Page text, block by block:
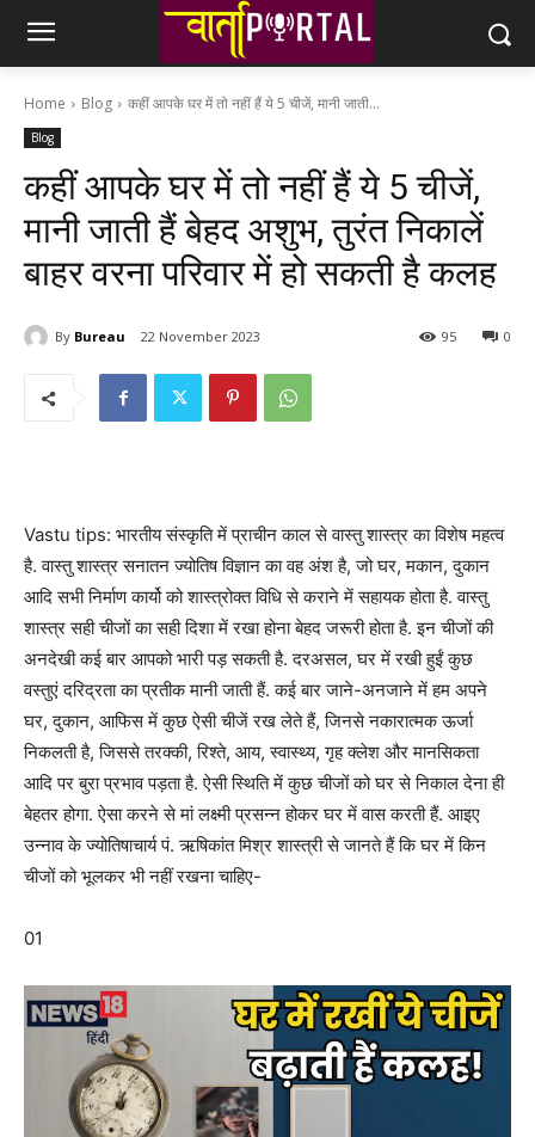
Home Blog कहीं आपके घर में तो नहीं हैं ये 5 चीजें, मानी जाती...
Blog
कहीं आपके घर में तो नहीं हैं ये 5 चीजें,
मानी जाती हैं बेहद अशुभ, तुरंत निकालें
बाहर वरना परिवार में हो सकती है कलह
By Bureau 22 November 2023 0
95
Vastu tips: भारतीय संस्कृति में प्राचीन काल से वास्तु शास्त्र का विशेष महत्व
है. वास्तु शास्त्र सनातन ज्योतिष विज्ञान का वह अंश है, जो घर, मकान, दुकान
आदि सभी निर्माण कार्यो को शास्त्रोक्त विधि से कराने में सहायक होता है. वास्तु
शास्त्र सही चीजों का सही दिशा में रखा होना बेहद जरूरी होता है. इन चीजों की
अनदेखी कई बार आपको भारी पड़ सकती है. दरअसल, घर में रखी हुईं कुछ
वस्तुएं दरिद्रता का प्रतीक मानी जाती हैं. कई बार जाने-अनजाने में हम अपने
घर, दुकान, आफिस में कुछ ऐसी चीजें रख लेते हैं, जिनसे नकारात्मक ऊर्जा
निकलती है, जिससे तरक्की, रिश्ते, आय, स्वास्थ्य, गृह क्लेश और मानसिकता
आदि पर बुरा प्रभाव पड़ता है. ऐसी स्थिति में कुछ चीजों को घर से निकाल देना ही
बेहतर होगा. ऐसा करने से मां लक्ष्मी प्रसन्न होकर घर में वास करती हैं. आइए
उन्नाव के ज्योतिषाचार्य पं. ऋषिकांत मिश्र शास्त्री से जानते हैं कि घर में किन
चीजों को भूलकर भी नहीं रखना चाहिए-
01